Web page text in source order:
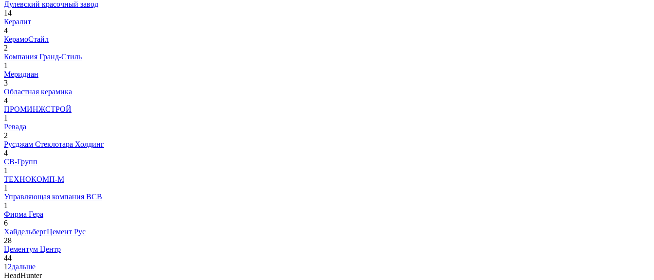
Дулевский красочный завод
14
Кералит
4
КерамоСтайл
2
Компания Гранд-Стиль
1
Меридиан
3
Областная керамика
4
ПРОМИНЖСТРОЙ
1
Ревада
2
Русджам Стеклотара Холдинг
4
СВ-Групп
1
ТЕХНОКОМП-М
1
Управляющая компания ВСВ
1
Фирма Гера
6
ХайдельбергЦемент Рус
28
Цементум Центр
44
1 2дальше
HeadHunter